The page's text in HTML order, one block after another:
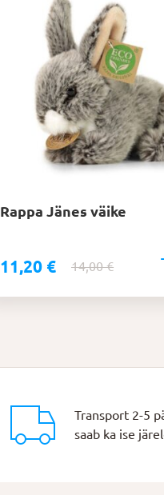
Rappa Jänes väike
14,00€Algne
11,20 €
Transport 2-5
saab ka ise